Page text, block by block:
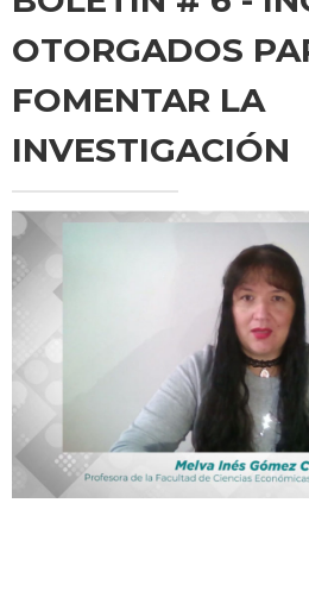
OTORGADOS
FOMENTAR LA
INVESTIGACIÓN